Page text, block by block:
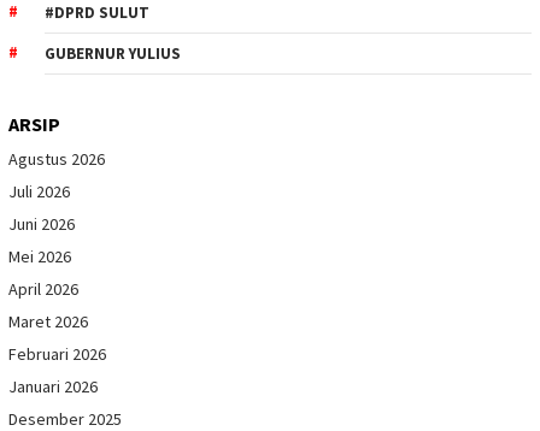
#DPRD SULUT
GUBERNUR YULIUS
ARSIP
Agustus 2026
Juli 2026
Juni 2026
Mei 2026
April 2026
Maret 2026
Februari 2026
Januari 2026
Desember 2025